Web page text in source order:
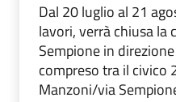
Dal 20 luglio al 21
lavori, verrà chiusa la
Sempione in
compreso tra il civico
Manzoni/via